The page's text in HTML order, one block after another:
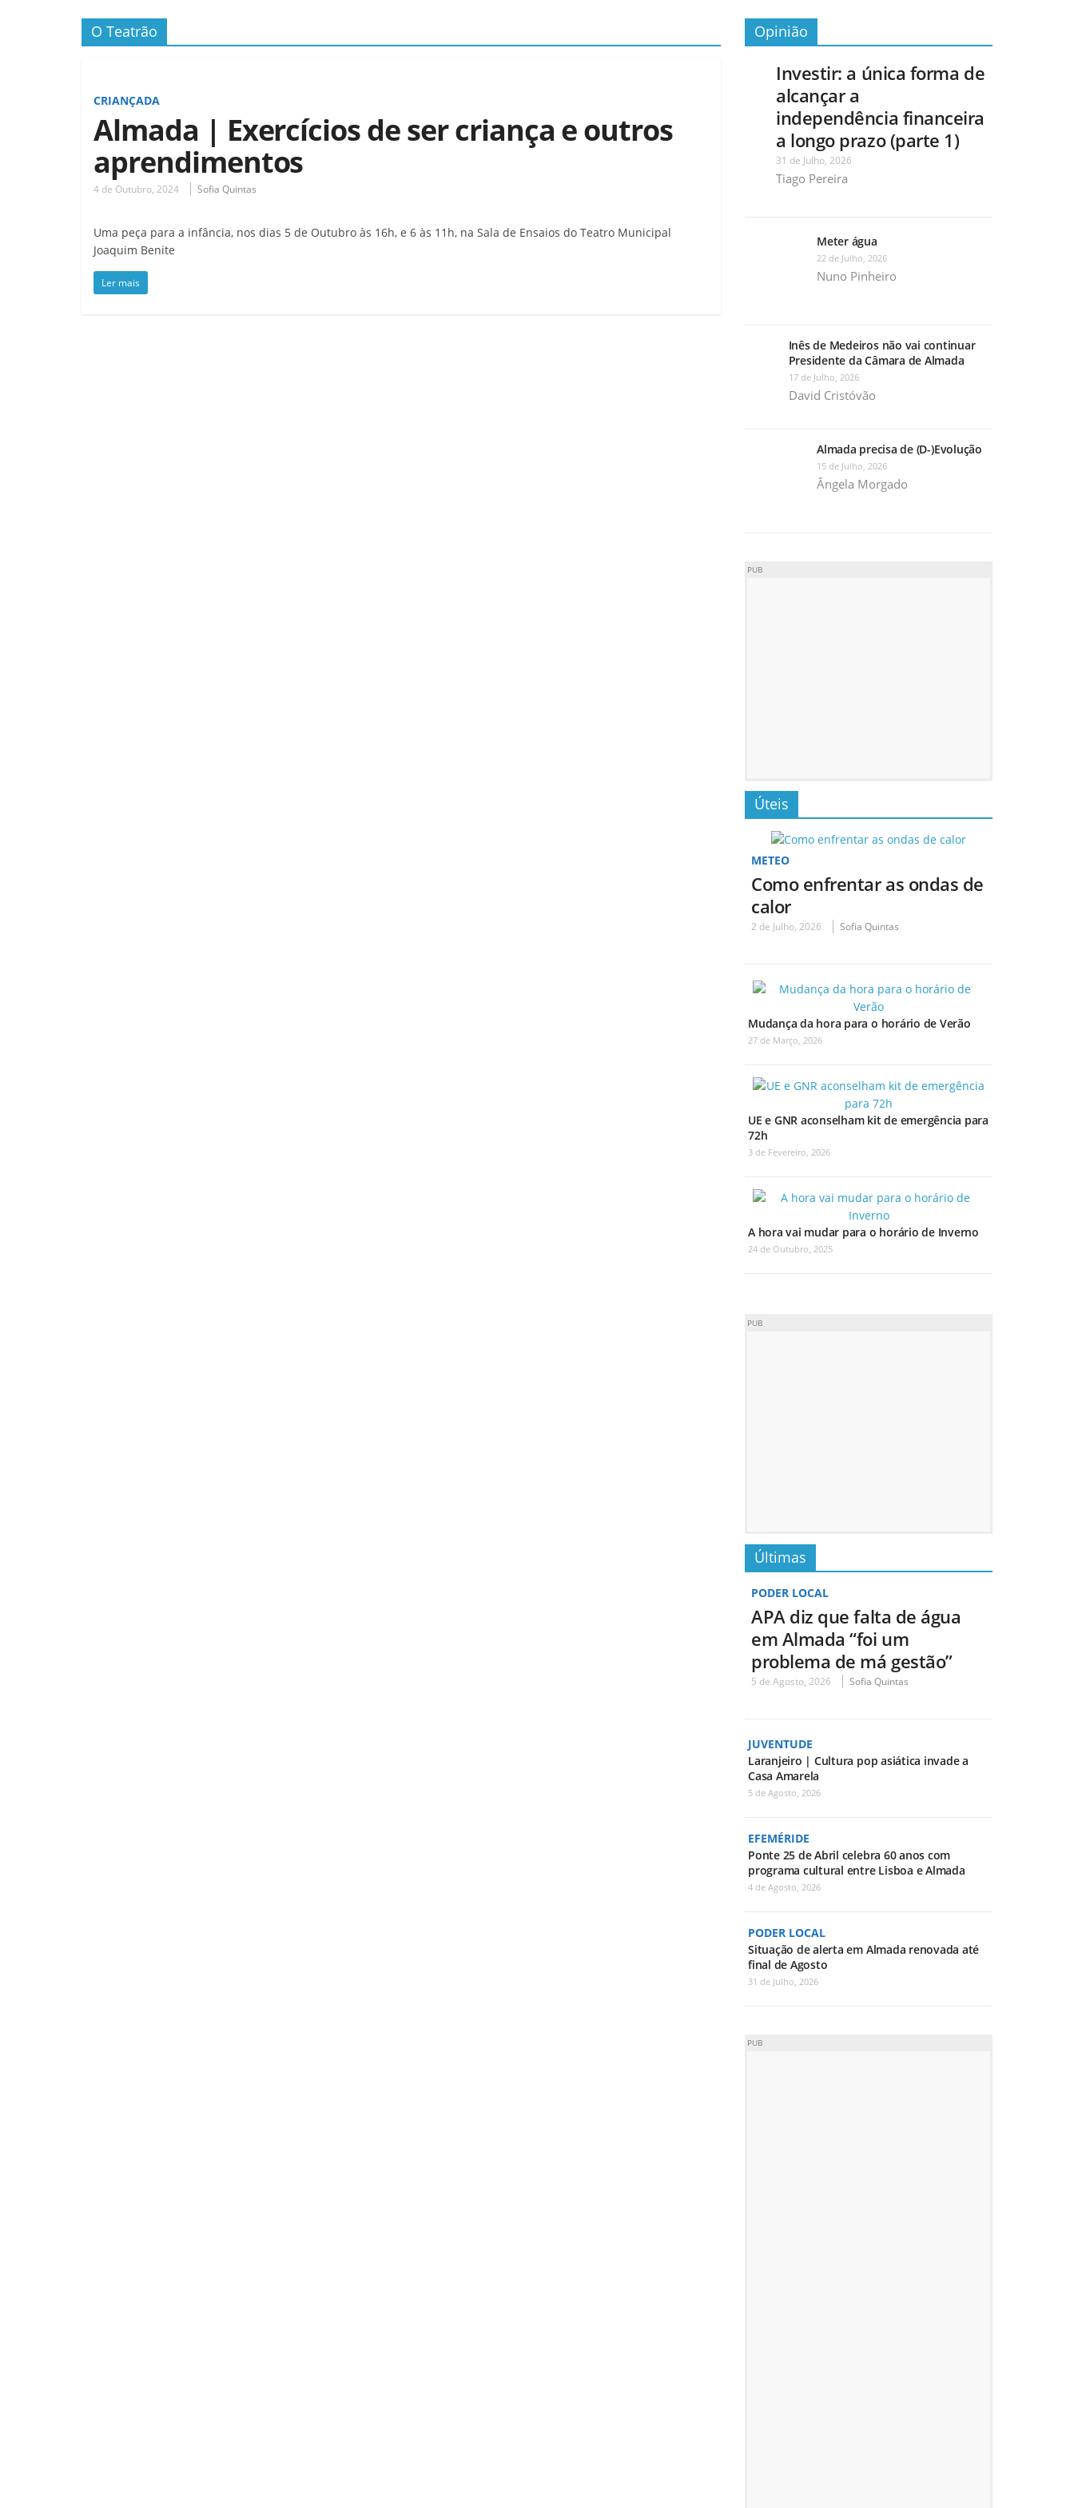
O Teatrão
CRIANÇADA
Almada | Exercícios de ser criança e outros
aprendimentos
4 de Outubro, 2024 Sofia Quintas
Uma peça para a infância, nos dias 5 de Outubro às 16h, e 6 às 11h, na Sala de Ensaios do Teatro Municipal
Joaquim Benite
Ler mais
Opinião
Investir: a única forma de
alcançar a
independência financeira
a longo prazo (parte 1)
31 de Julho, 2026
Tiago Pereira
Meter água
22 de Julho, 2026
Nuno Pinheiro
Inês de Medeiros não vai continuar
Presidente da Câmara de Almada
17 de Julho, 2026
David Cristóvão
Almada precisa de (D-)Evolução
15 de Julho, 2026
Ângela Morgado
PUB
Úteis
METEO
Como enfrentar as ondas de
calor
2 de Julho, 2026 Sofia Quintas
Mudança da hora para o horário de Verão
27 de Março, 2026
UE e GNR aconselham kit de emergência para
72h
3 de Fevereiro, 2026
A hora vai mudar para o horário de Inverno
24 de Outubro, 2025
PUB
Últimas
PODER LOCAL
APA diz que falta de água
em Almada “foi um
problema de má gestão”
5 de Agosto, 2026 Sofia Quintas
JUVENTUDE
Laranjeiro | Cultura pop asiática invade a
Casa Amarela
5 de Agosto, 2026
EFEMÉRIDE
Ponte 25 de Abril celebra 60 anos com
programa cultural entre Lisboa e Almada
4 de Agosto, 2026
PODER LOCAL
Situação de alerta em Almada renovada até
final de Agosto
31 de Julho, 2026
PUB